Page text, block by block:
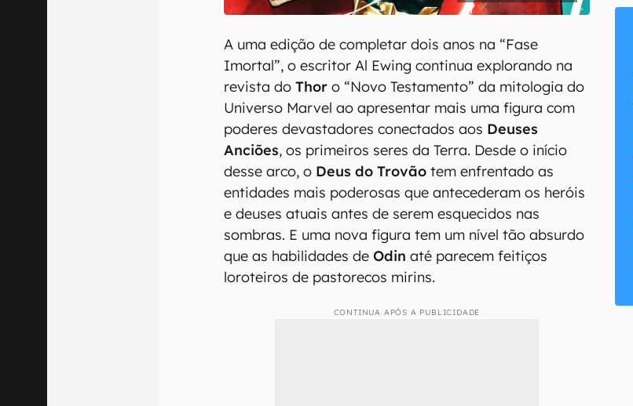
A uma edição de completar dois anos na “Fase
Imortal”, o escritor Al Ewing continua explorando na
revista doThor o “Novo Testamento” da mitologia do
Universo Marvel ao apresentar mais uma figura com
poderes devastadores conectados aos Deuses
Anciões, os primeiros seres da Terra. Desde o início
desse arco, o Deus do Trovão tem enfrentado as
entidades mais poderosas que antecederam os heróis
e deuses atuais antes de serem esquecidos nas
sombras. E uma nova figura tem um nível tão absurdo
que as habilidades deOdin até parecem feitiços
loroteiros de pastorecos mirins.
CONTINUA APÓS A PUBLICIDADE